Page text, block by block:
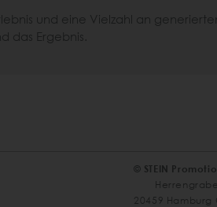
und eine Vielzahl an
das Ergebnis.
© STEIN
20459 Hamburg